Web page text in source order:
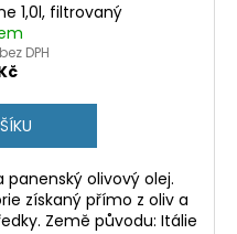
1,0l, filtrovaný
DPH
olivový olej.
získaný přímo z oliv a
Země původu: Itálie